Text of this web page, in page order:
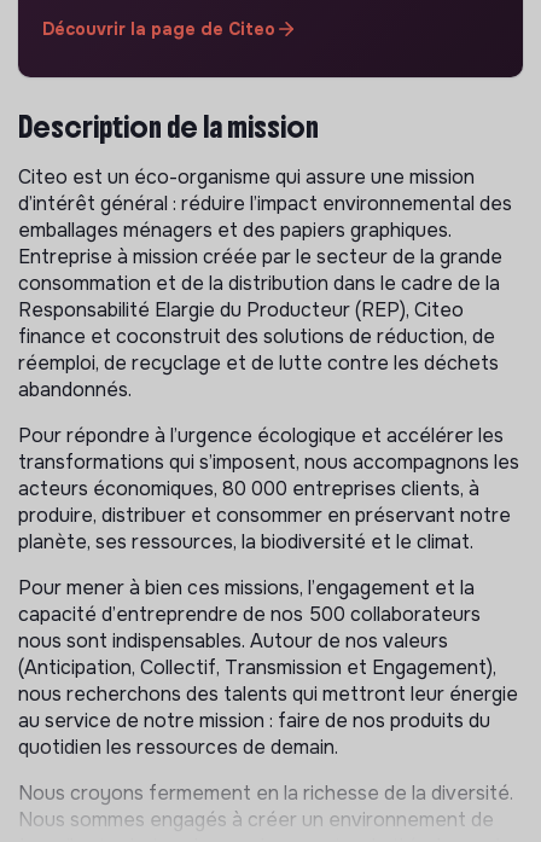
Découvrir la page de Citeo
Description de la mission
Citeo est un éco-organisme qui assure une mission
d’intérêt général : réduire l’impact environnemental des
emballages ménagers et des papiers graphiques.
Entreprise à mission créée par le secteur de la grande
consommation et de la distribution dans le cadre de la
Responsabilité Elargie du Producteur (REP), Citeo
finance et coconstruit des solutions de réduction, de
réemploi, de recyclage et de lutte contre les déchets
abandonnés.
Pour répondre à l’urgence écologique et accélérer les
transformations qui s’imposent, nous accompagnons les
acteurs économiques, 80 000 entreprises clients, à
produire, distribuer et consommer en préservant notre
planète, ses ressources, la biodiversité et le climat.
Pour mener à bien ces missions, l’engagement et la
capacité d’entreprendre de nos 500 collaborateurs
nous sont indispensables. Autour de nos valeurs
(Anticipation, Collectif, Transmission et Engagement),
nous recherchons des talents qui mettront leur énergie
au service de notre mission : faire de nos produits du
quotidien les ressources de demain.
Nous croyons fermement en la richesse de la diversité.
Nous sommes engagés à créer un environnement de